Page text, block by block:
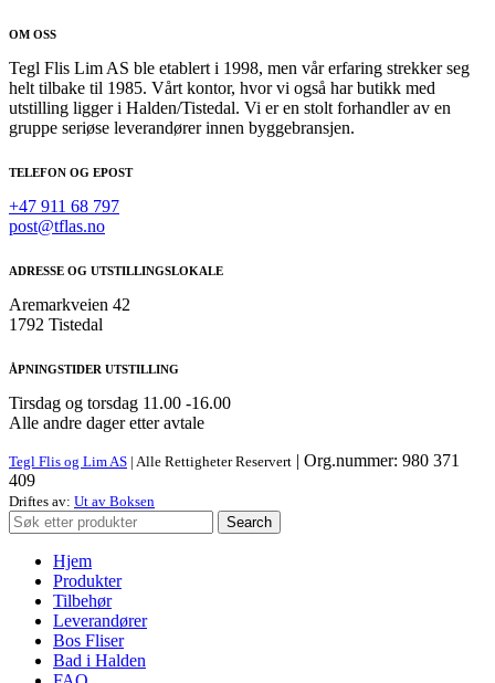
OM OSS
Tegl Flis Lim AS ble etablert i 1998, men vår erfaring strekker seg
helt tilbake til 1985. Vårt kontor, hvor vi også har butikk med
utstilling ligger i Halden/Tistedal. Vi er en stolt forhandler av en
gruppe seriøse leverandører innen byggebransjen.
TELEFON OG EPOST
+47 911 68 797
post@tflas.no
ADRESSE OG UTSTILLINGSLOKALE
Aremarkveien 42
1792 Tistedal
ÅPNINGSTIDER UTSTILLING
Tirsdag og torsdag 11.00 -16.00
Alle andre dager etter avtale
Tegl Flis og Lim AS | Alle Rettigheter Reservert | Org.nummer: 980 371
409
Driftes av: Ut av Boksen
Search
Hjem
Produkter
Tilbehør
Leverandører
Bos Fliser
Bad i Halden